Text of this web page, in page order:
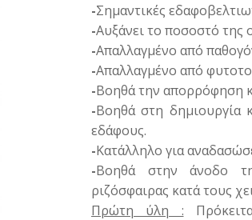
-Σημαντικές
-Αυξάνει το ποσοστό της
-Απαλλαγμένο από
-Απαλλαγμένο από
-Βοηθά την απορρόφηση
-Βοηθά στη δημιουργία
εδάφους.
-Κατάλληλο για
-Βοηθά στην άνοδο
ριζόσφαιρας κατά τους
Πρώτη ύλη :